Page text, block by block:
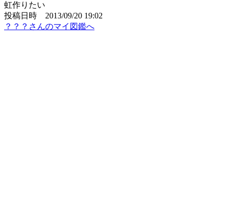
虹作りたい
投稿日時 2013/09/20 19:02
？？？さんのマイ図鑑へ